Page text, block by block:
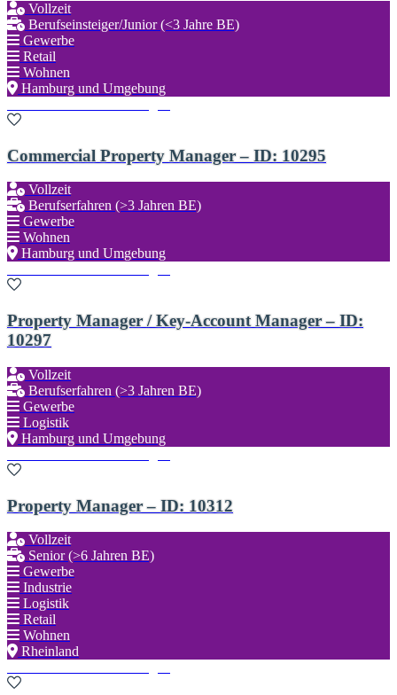
Vollzeit
Berufseinsteiger/Junior (<3 Jahre BE)
Gewerbe
Retail
Wohnen
Hamburg und Umgebung
Commercial Property Manager – ID: 10295
Vollzeit
Berufserfahren (>3 Jahren BE)
Gewerbe
Wohnen
Hamburg und Umgebung
Property Manager / Key-Account Manager – ID:
10297
Vollzeit
Berufserfahren (>3 Jahren BE)
Gewerbe
Logistik
Hamburg und Umgebung
Property Manager – ID: 10312
Vollzeit
Senior (>6 Jahren BE)
Gewerbe
Industrie
Logistik
Retail
Wohnen
Rheinland